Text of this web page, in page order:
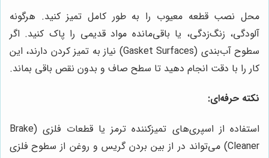
محل نصب قطعه معیوب را به طور کامل تمیز کنید. هرگونه
آلودگی، زنگ‌زدگی، یا باقی‌مانده مواد قدیمی را پاک کنید. اگر
سطوح آب‌بندی (Gasket Surfaces) نیاز به تمیز کردن دارند، این
کار را با دقت انجام دهید تا سطح صاف و بدون نقص باقی بماند.
نکته حرفه‌ای:
استفاده از اسپری‌های تمیزکننده ترمز یا قطعات فلزی (Brake
Cleaner) می‌تواند در از بین بردن گریس و روغن از سطوح فلزی